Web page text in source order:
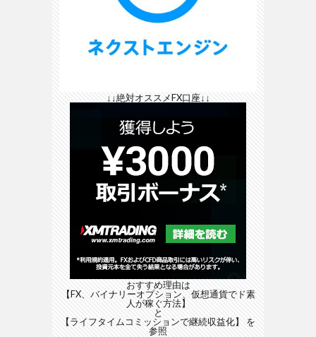
↓↓絶対オススメFX口座↓↓
おすすめ理由は
【FX、バイナリーオプション、仮想通貨でド素
人が稼ぐ方法】
と
【ライフタイムコミッションで継続収益化】
を
参照